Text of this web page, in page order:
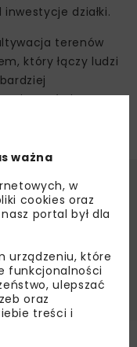
działki.
terenów
który łączy ludzi
stać się
Środowiska
ważna
w
cookies oraz
portal był dla
urządzeniu, które
funkcjonalności
ulepszać
oraz
treści i